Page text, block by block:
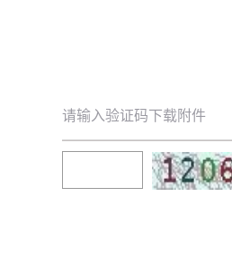
请输入验证码下载附件